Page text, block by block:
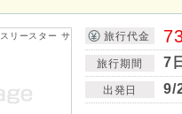
旅行代金
旅行期間 7
出発日 9/